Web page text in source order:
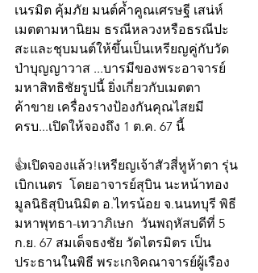
เนรมิต คุ้มภัย มนต์ค้ำคูณเศรษฐี เสน่ห์
เมตตามหานิยม ธรณีหลวงหรือธรณีปะ
สะและชุบมนต์ให้ขึ้นเป็นเหรียญคู่กับวัด
ป่าบุญญาวาส ...บารมีของพระอาจารย์
มหาสิทธิชัยรูปนี้ ยิ่งเกี่ยวกับเมตตา
ค้าขาย เครื่องรางป้องกันคุณไสยมี
ครบ...เปิดให้จองถึง 1 ต.ค. 67 นี้
👍เปิดจองแล้ว!เหรียญเจ้าสัวสี่หูห้าตา รุ่น
เบิกเนตร  โดยอาจารย์สุบิน นะหน้าทอง
มูลนิธิสุบินนิมิต อ.ไทรน้อย จ.นนทบุรี พิธี
มหาพุทธา-เทวาภิเษก  วันพฤหัสบดีที่ 5
ก.ย. 67 สมเด็จธงชัย วัดไตรมิตร เป็น
ประธานในพิธี พระเกจิคณาจารย์ผู้เรือง